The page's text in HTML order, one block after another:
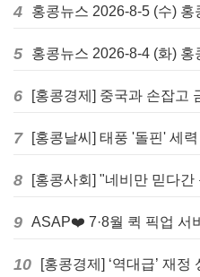
4 홍콩뉴스 2026-8-5 (수) 홍
5 홍콩뉴스 2026-8-4 (화) 홍
6
7 [홍콩날씨] 태풍 '돌핀' 세
8
9 ASAP❤️ 7·8월 퀵 픽업 서
10